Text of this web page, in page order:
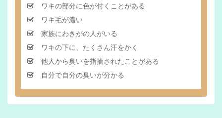
ワキの部分に色が付くことがある
ワキ毛が濃い
家族にわきがの人がいる
ワキの下に、たくさん汗をかく
他人から臭いを指摘されたことがある
自分で自分の臭いが分かる